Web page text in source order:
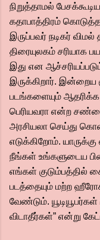
நிறுத்தாமல்
கதாபாத்திரம்
இருப்பவர் நடிகர்
திரையுலகம் சரியாக
இது என
இருக்கிறார். இன்றைய
படங்களையும்
பெரியவரா என்ற
அரசியலா செய்து
எடுக்கிறோம்.
நீங்கள் உங்களுடைய
எங்கள்
படத்தையும் மற்ற
வேண்டும்.
விடாதீர்கள்” என்று